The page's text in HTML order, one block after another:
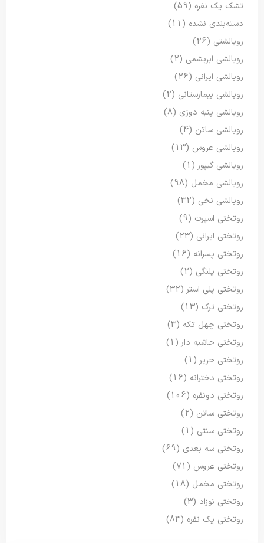
تشک یک نفره (59)
دسته‌بندی نشده (11)
روبالشتی (26)
روبالشی ابریشمی (2)
روبالشی ایرانی (26)
روبالشی بیمارستانی (2)
روبالشی پنبه دوزی (8)
روبالشی ساتن (4)
روبالشی عروس (13)
روبالشی گیپور(1)
روبالشی مخمل (98)
روبالشی نخی (32)
روتختی اسپرت (9)
روتختی ایرانی (23)
روتختی پسرانه (16)
روتختی پلنگی (2)
روتختی پلی استر(32)
روتختی ترک (13)
روتختی چهل تکه (3)
روتختی حاشیه دار(1)
روتختی حریر(1)
روتختی دخترانه (16)
روتختی دونفره (106)
روتختی ساتن (2)
روتختی سنتی (1)
روتختی سه بعدی (69)
روتختی عروس (71)
روتختی مخمل (18)
روتختی نوزاد (3)
روتختی یک نفره (83)